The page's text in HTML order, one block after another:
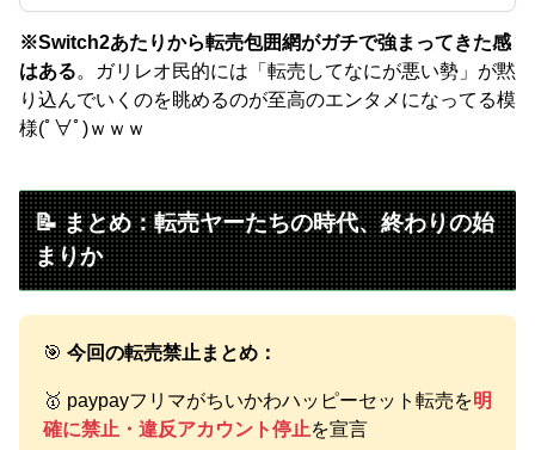
※Switch2あたりから転売包囲網がガチで強まってきた感
はある。ガリレオ民的には「転売してなにが悪い勢」が黙
り込んでいくのを眺めるのが至高のエンタメになってる模
様(ﾟ∀ﾟ)ｗｗｗ
📝 まとめ：転売ヤーたちの時代、終わりの始
まりか
🎯 今回の転売禁止まとめ：
🥇 paypayフリマがちいかわハッピーセット転売を明
確に禁止・違反アカウント停止を宣言